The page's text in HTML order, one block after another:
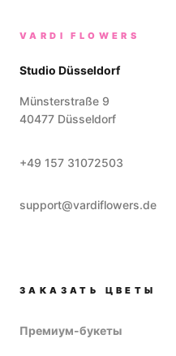
VARDI FLOWERS
Studio Düsseldorf
Münsterstraße 9
40477 Düsseldorf
+49 157 31072503
support@vardiflowers.de
ЗАКАЗАТЬ ЦВЕТЫ
Премиум-букеты